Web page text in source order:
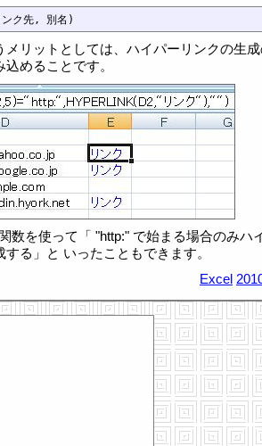
メリットとしては、ハイパーリンクの生
めることです。
数を使って「 "http:" で始まる場合のみハ
する」と いったこともできます。
Excel